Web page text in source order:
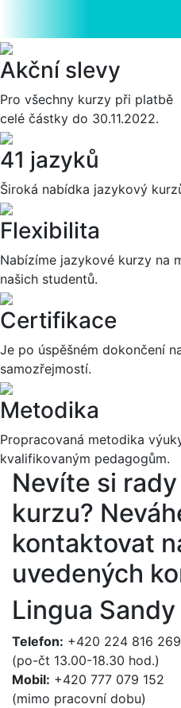
Akční slevy
Pro všechny kurzy při platbě
celé částky do 30.11.2022.
41 jazyků
Široká nabídka jazykový
Flexibilita
Nabízíme jazykové kurzy na
našich studentů.
Certifikace
Je po úspěšném dokončení
samozřejmostí.
Metodika
Propracovaná metodika
kvalifikovaným pedagogům.
Nevíte si
kurzu?
kontaktovat
uvedených
Lingua Sandy
Telefon: +420 224 816 269
(po-čt 13.00-18.30 hod.)
Mobil: +420 777 079 152
(mimo pracovní dobu)